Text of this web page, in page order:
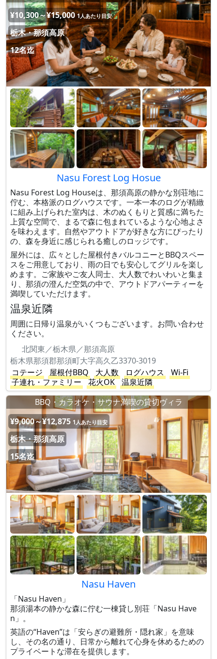
¥10,300～¥15,000 1人あたり目安
栃木・那須高原
12名迄
Nasu Forest Log Hosue
Nasu Forest Log Houseは、那須高原の静かな別荘地に
佇む、本格派のログハウスです。一本一本のログが精緻
に組み上げられた室内は、木のぬくもりと質感に満ちた
上質な空間で、まるで森に包まれているような心地よさ
を味わえます。自然やアウトドアが好きな方にぴったり
の、森を身近に感じられる癒しのロッジです。
屋外には、広々とした屋根付きバルコニーとBBQスペー
スをご用意しており、雨の日でも安心してグリルを楽し
めます。ご家族やご友人同士、大人数でわいわいと集ま
り、那須の澄んだ空気の中で、アウトドアパーティーを
満喫していただけます。
温泉近隣
周囲に日帰り温泉がいくつもございます。お問い合わせ
ください。
北関東／栃木県／那須高原
栃木県那須郡那須町大字高久乙3370-3019
コテージ
屋根付BBQ 大人数 ログハウス
Wi-Fi
子連れ・ファミリー
花火OK
温泉近隣
BBQ・カラオケ・サウナ満喫の貸切ヴィラ
¥9,000～¥12,875 1人あたり目安
栃木・那須高原
15名迄
Nasu Haven
「Nasu Haven」
那須湯本の静かな森に佇む一棟貸し別荘「Nasu Have
n」。
英語の“Haven”は「安らぎの避難所・隠れ家」を意味
し、その名の通り、日常から離れて心身を休めるための
プライベートな滞在を提供します。